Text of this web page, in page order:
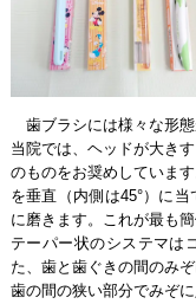
歯ブラシには様々な形態
当院では、ヘッドが大き
のものをお奨めしていま
を垂直（内側は45°）に
に磨きます。これが最も
テーパー状のシステマは
た、歯と歯ぐきの間のみ
歯の間の狭い部分でみぞ